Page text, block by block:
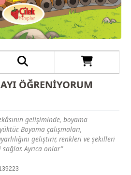
ÖĞRENİYORUM
gelişiminde, boyama
Boyama çalışmaları,
geliştirir, renkleri ve şekilleri
Ayrıca onlar"